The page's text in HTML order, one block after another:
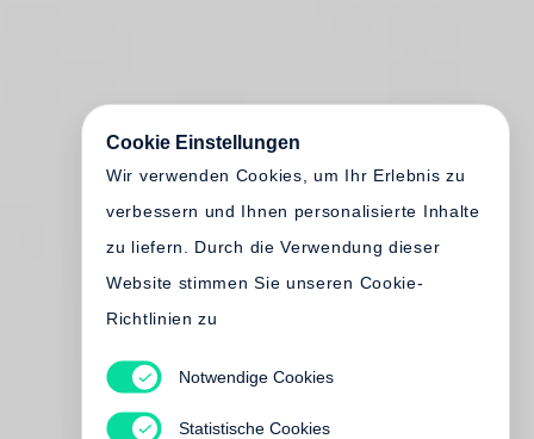
Cookie Einstellungen
Wir verwenden Cookies, um Ihr Erlebnis zu
verbessern und Ihnen personalisierte Inhalte
zu liefern. Durch die Verwendung dieser
Website stimmen Sie unseren Cookie-
Richtlinien zu
Notwendige Cookies
Statistische Cookies